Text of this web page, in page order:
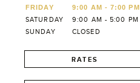
FRIDAY
9:00 AM - 7:00 PM
SATURDAY
9:00 AM - 5:00 PM
SUNDAY
CLOSED
RATES